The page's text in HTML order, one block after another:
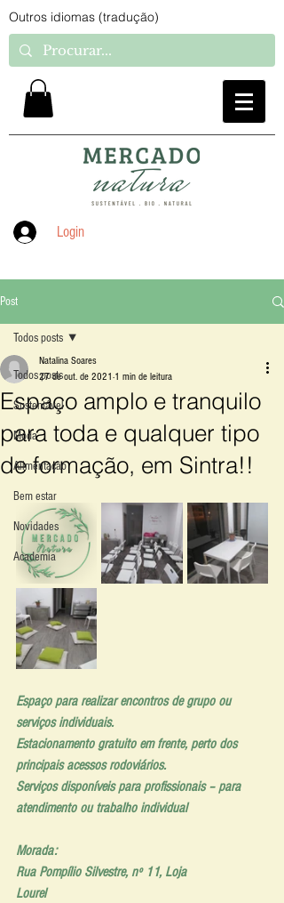
Outros idiomas (tradução)
Login
Post
Todos posts
Sustentável
Moda
Alimentação
Bem estar
Novidades
Academia
Todos posts
Espaço amplo e tranquilo
para toda e qualquer tipo
de formação, em Sintra!!
Natalina Soares
27 de out. de 2021 1 min de leitura
Espaço para realizar encontros de grupo ou
serviços individuais.
Estacionamento gratuito em frente, perto dos
principais acessos rodoviários.
Serviços disponíveis para profissionais – para
atendimento ou trabalho individual
Morada:
Rua Pompílio Silvestre, nº 11, Loja
Lourel